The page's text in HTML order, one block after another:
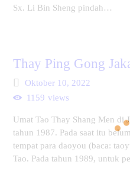
Sx. Li Bin Sheng pindah…
Thay Ping Gong
Oktober 10, 2022
1159 views
Umat Tao Thay Shang Men di
tahun 1987. Pada saat itu
tempat para daoyou (baca:
Tao. Pada tahun 1989, untuk